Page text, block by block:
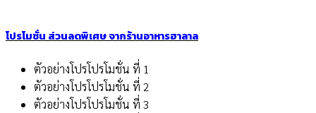
โปรโมชั่น ส่วนลดพิเศษ จากร้านอาหารฮาลาล
ตัวอย่างโปรโปรโมชั่น ที่ 1
ตัวอย่างโปรโปรโมชั่น ที่ 2
ตัวอย่างโปรโปรโมชั่น ที่ 3